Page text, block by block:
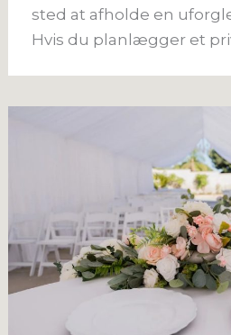
sted at afholde en
Hvis du planlægger et